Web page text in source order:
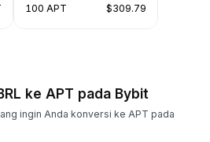
100 APT $309.79
ke APT pada Bybit
ingin Anda konversi ke APT pada